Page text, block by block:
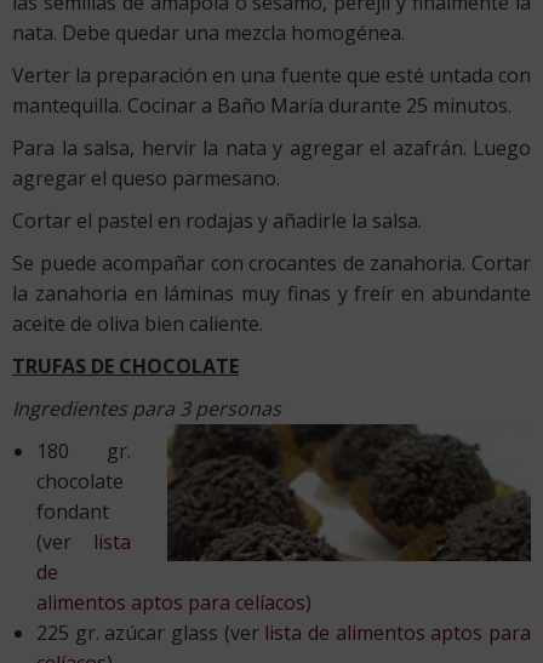
nata. Debe quedar una mezcla homogénea.
Verter la preparación en una fuente que esté untada con
mantequilla. Cocinar a Baño María durante 25 minutos.
Para la salsa, hervir la nata y agregar el azafrán. Luego
agregar el queso parmesano.
Cortar el pastel en rodajas y añadirle la salsa.
Se puede acompañar con crocantes de zanahoria. Cortar
la zanahoria en láminas muy finas y freír en abundante
aceite de oliva bien caliente.
TRUFAS DE CHOCOLATE
Ingredientes para 3 personas
180 gr.
chocolate
fondant
(ver lista
de
alimentos aptos para celíacos)
225 gr. azúcar glass (ver lista de alimentos aptos para